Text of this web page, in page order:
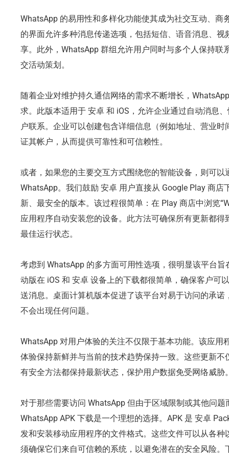
WhatsApp 的易用性和多样化功能使其成为社交互动、商
的界面允许多种消息传递选项，包括短信、语音消息、
享。此外，WhatsApp 群组允许用户同时与多个人保持联
交活动策划。
随着企业对维护持久通信网络的需求不断增长，
求。此版本适用于 安卓 和 iOS，允许企业通过自动消息
户联系。企业可以创建包含详细信息（例如地址、营业
证其帐户，从而提供可靠性和可信赖性。
或者，如果您的主要交互方式围绕您的智能设备，则可以
WhatsApp。我们鼓励 安卓 用户直接从 Google Play 商
新、最安全的版本。该过程很简单：在 Play 商店中浏览
应用程序自动安装您的设备。此方法可确保所有更新都
最佳运行状态。
考虑到 WhatsApp 的多方面可用性选项，很明显该平台
动版在 iOS 和 安卓 设备上的下载都很简单，确保客户可
送消息。桌面计算机版本促进了该平台对易于访问的承
不会出现任何问题。
WhatsApp 对用户体验的关注不仅限于基本功能。该应用
体验保持新鲜并与当前的技术趋势保持一致。这些更新
有安全方法都保持最新状态，保护用户数据免受网络威胁
对于那些需要访问 WhatsApp 但由于区域限制或其他问
WhatsApp APK 下载是一个理想的选择。APK 是 安卓
发和安装移动应用程序的文件格式。这些文件可以从各
须确保它们来自可信赖的系统，以避免潜在的安全风险